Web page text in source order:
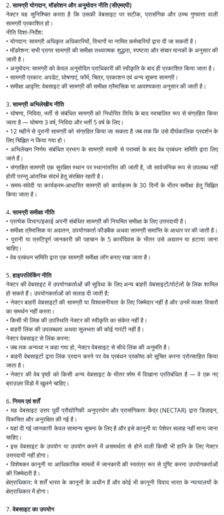
2.सामग्री योगदान, मॉडरेशन और अनुमोदन नीति (सीएमएपी)
नेक्टर यह सुनिश्चित करता है कि उसकी वेबसाइट पर सटीक, प्रासंगिक और उच्च गुणवत्ता वाली
सामग्री प्रकाशित हो।
नीति दिशा-निर्देश:
• योगदान: सामग्री अधिकृत अधिकारियों, विभागों या नामित कर्मचारियों द्वारा दी जा सकती है।
• मॉडरेशन: सभी प्राप्त सामग्री की समीक्षा तथ्यात्मक शुद्धता, स्पष्टता और संचार मानकों के अनुसार की
जाती है।
• अनुमोदन: सामग्री को केवल अनुमोदित प्राधिकारी की स्वीकृति के बाद ही प्रकाशित किया जाता है।
• सामग्री प्रकार: अपडेट, घोषणाएं, फॉर्म, चित्र, प्रकाशन एवं अन्य सूचना सामग्री।
• समीक्षा आवृत्ति: वेबसाइट की सामग्री की समीक्षा त्रैमासिक या आवश्यकता अनुसार की जाती है।
3.सामग्री अभिलेखीय नीति
• घोषणा, निविदा, भर्ती से संबंधित सामग्री को निर्धारित तिथि के बाद स्वचालित रूप से संग्रहित किया
जाता है — घोषणा 3 वर्ष, निविदा और भर्ती 5 वर्ष के लिए।
• 12 महीने से पुरानी सामग्री को संग्रहित किया जा सकता है जब तक कि उसे दीर्घकालिक प्रदर्शन के
लिए चिह्नित न किया गया हो।
• अभिलेखन निर्णय संबंधित प्रभाग के सामग्री स्वामी से परामर्श के बाद वेब प्रबंधन समिति द्वारा लिए
जाते हैं।
• संग्रहित सामग्री एक सुरक्षित स्थान पर स्थानांतरित की जाती है, जो सार्वजनिक रूप से उपलब्ध नहीं
होती परन्तु आंतरिक संदर्भ हेतु संरक्षित रहती है।
• समय-संवेदी या कार्यक्रम-आधारित सामग्री को कार्यक्रम के 30 दिनों के भीतर समीक्षा हेतु चिह्नित
किया जाता है।
4.सामग्री समीक्षा नीति
• प्रत्येक विभाग/इकाई अपनी संबंधित सामग्री की नियमित समीक्षा के लिए उत्तरदायी है।
• समीक्षा त्रैमासिक या अद्यतन, उपयोगकर्ता फीडबैक अथवा सामग्री समाप्ति के आधार पर की जाती है।
• पुरानी या त्रुटिपूर्ण जानकारी की पहचान के 5 कार्यदिवस के भीतर उसे अद्यतन या हटाया जाना
चाहिए।
• वेब प्रबंधन समिति द्वारा एक सामग्री समीक्षा लॉग बनाए रखा जाता है।
5.हाइपरलिंकिंग नीति
नेक्टर की वेबसाइट में उपयोगकर्ताओं की सुविधा के लिए अन्य बाहरी वेबसाइटों/पोर्टलों के लिंक शामिल
हो सकते हैं। उपयोगकर्ताओं को सलाह दी जाती है:
• नेक्टर बाहरी वेबसाइटों की सामग्री या विश्वसनीयता के लिए जिम्मेदार नहीं है और उनमें व्यक्त विचारों
का समर्थन नहीं करता।
• किसी भी लिंक की उपस्थिति नेक्टर की स्वीकृति का संकेत नहीं है।
• बाहरी लिंक की उपलब्धता अथवा सुलभता की कोई गारंटी नहीं है।
नेक्टर वेबसाइट से लिंक करना:
• जब तक अन्यथा न कहा गया हो, नेक्टर वेबसाइट से सीधे लिंक की अनुमति है।
• बाहरी वेबसाइटों द्वारा लिंक प्रदान करने पर वेब प्रबंधन प्रकोष्ठ को सूचित करना प्रोत्साहित किया
जाता है।
• नेक्टर की वेब पृष्ठों को किसी अन्य वेबसाइट के भीतर फ़्रेम में दिखाना प्रतिबंधित है — वे एक नए
ब्राउज़र विंडो में खुलने चाहिए।
6.नियम एवं शर्तें
• यह वेबसाइट उत्तर पूर्वी प्रौद्योगिकी अनुप्रयोग और प्रासंगिकता केंद्र (NECTAR) द्वारा डिज़ाइन,
विकसित और अनुरक्षित की गई है।
• यहां दी गई जानकारी केवल सामान्य सूचना के लिए है और इसे कानूनी या पेशेवर सलाह नहीं माना जाना
चाहिए।
• इस वेबसाइट के उपयोग या उपयोग करने में असमर्थता से होने वाली किसी भी हानि के लिए नेक्टर
उत्तरदायी नहीं होगा।
• विशेषकर कानूनी या आधिकारिक मामलों में जानकारी की स्वतंत्र रूप से पुष्टि करना उपयोगकर्ताओं
की जिम्मेदारी है।
क्षेत्राधिकार: ये शर्तें भारत के कानूनों के अधीन हैं और कोई भी कानूनी विवाद भारत के न्यायालयों के
क्षेत्राधिकार में होगा।
7.वेबसाइट का उपयोग